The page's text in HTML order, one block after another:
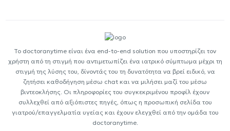
Το doctoranytime είναι ένα end-to-end solution που υποστηρίζει τον
χρήστη από τη στιγμή που αντιμετωπίζει ένα ιατρικό σύμπτωμα μέχρι τη
στιγμή της λύσης του, δίνοντάς του τη δυνατότητα να βρεί ειδικό, να
ζητήσει καθοδήγηση μέσω chat και να μιλήσει μαζί του μέσω
βιντεοκλήσης. Οι πληροφορίες του συγκεκριμένου προφίλ έχουν
συλλεχθεί από αξιόπιστες πηγές, όπως η προσωπική σελίδα του
γιατρού/επαγγελματία υγείας και έχουν ελεγχθεί από την ομάδα του
doctoranytime.